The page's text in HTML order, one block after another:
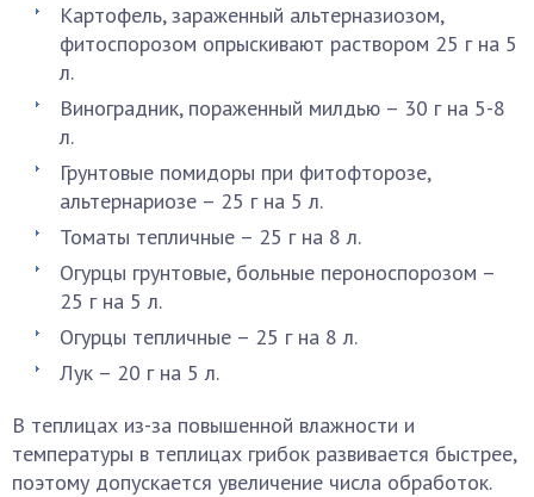
Картофель, зараженный альтерназиозом,
фитоспорозом опрыскивают раствором 25 г на 5
л.
Виноградник, пораженный милдью – 30 г на 5-8
л.
Грунтовые помидоры при фитофторозе,
альтернариозе – 25 г на 5 л.
Томаты тепличные – 25 г на 8 л.
Огурцы грунтовые, больные пероноспорозом –
25 г на 5 л.
Огурцы тепличные – 25 г на 8 л.
Лук – 20 г на 5 л.
В теплицах из-за повышенной влажности и
температуры в теплицах грибок развивается быстрее,
поэтому допускается увеличение числа обработок.